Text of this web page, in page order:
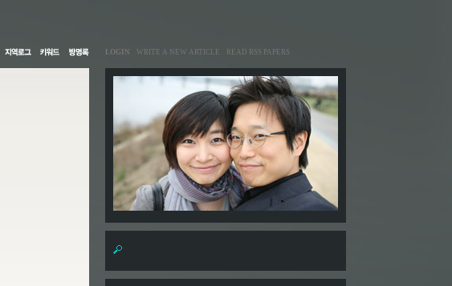
LOGIN WRITE A NEW ARTICLE READ RSS PAPERS